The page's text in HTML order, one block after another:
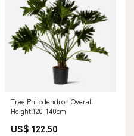
Tree Philodendron Overall
Height:120-140cm
US$ 122.50